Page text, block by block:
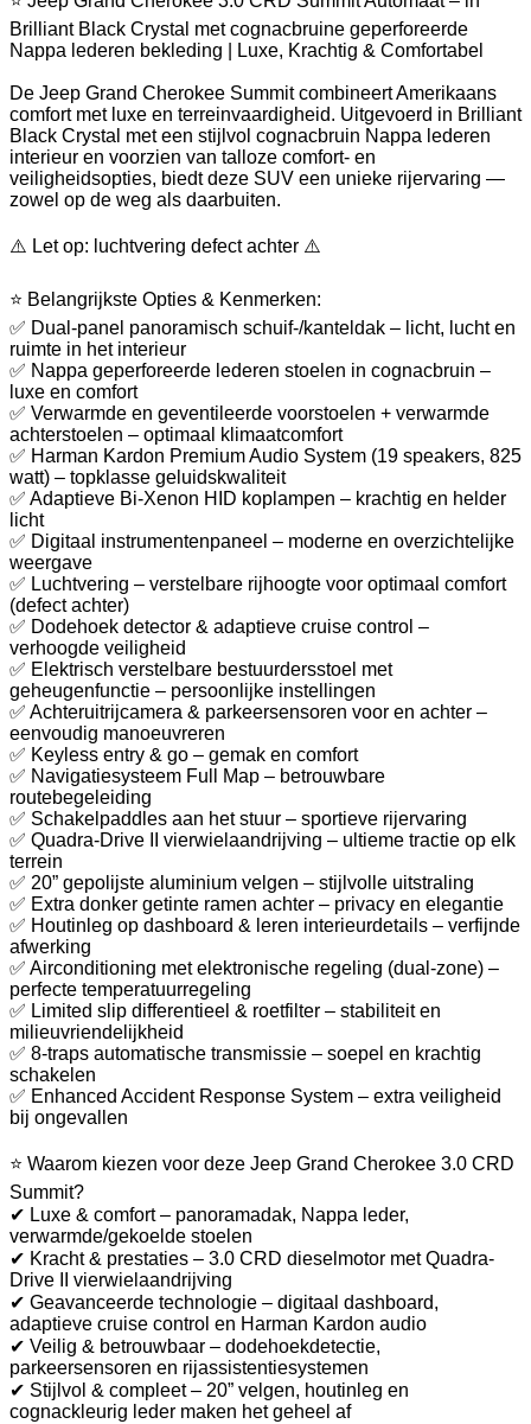
Brilliant Black Crystal met cognacbruine geperforeerde
Nappa lederen bekleding | Luxe, Krachtig & Comfortabel
De Jeep Grand Cherokee Summit combineert Amerikaans
comfort met luxe en terreinvaardigheid. Uitgevoerd in Brilliant
Black Crystal met een stijlvol cognacbruin Nappa lederen
interieur en voorzien van talloze comfort- en
veiligheidsopties, biedt deze SUV een unieke rijervaring —
zowel op de weg als daarbuiten.
⚠️ Let op: luchtvering defect achter ⚠️
⭐ Belangrijkste Opties & Kenmerken:
✅ Dual-panel panoramisch schuif-/kanteldak – licht, lucht en
ruimte in het interieur
✅ Nappa geperforeerde lederen stoelen in cognacbruin –
luxe en comfort
✅ Verwarmde en geventileerde voorstoelen + verwarmde
achterstoelen – optimaal klimaatcomfort
✅ Harman Kardon Premium Audio System (19 speakers, 825
watt) – topklasse geluidskwaliteit
✅ Adaptieve Bi-Xenon HID koplampen – krachtig en helder
licht
✅ Digitaal instrumentenpaneel – moderne en overzichtelijke
weergave
✅ Luchtvering – verstelbare rijhoogte voor optimaal comfort
(defect achter)
✅ Dodehoek detector & adaptieve cruise control –
verhoogde veiligheid
✅ Elektrisch verstelbare bestuurdersstoel met
geheugenfunctie – persoonlijke instellingen
✅ Achteruitrijcamera & parkeersensoren voor en achter –
eenvoudig manoeuvreren
✅ Keyless entry & go – gemak en comfort
✅ Navigatiesysteem Full Map – betrouwbare
routebegeleiding
✅ Schakelpaddles aan het stuur – sportieve rijervaring
✅ Quadra-Drive II vierwielaandrijving – ultieme tractie op elk
terrein
✅ 20” gepolijste aluminium velgen – stijlvolle uitstraling
✅ Extra donker getinte ramen achter – privacy en elegantie
✅ Houtinleg op dashboard & leren interieurdetails – verfijnde
afwerking
✅ Airconditioning met elektronische regeling (dual-zone) –
perfecte temperatuurregeling
✅ Limited slip differentieel & roetfilter – stabiliteit en
milieuvriendelijkheid
✅ 8-traps automatische transmissie – soepel en krachtig
schakelen
✅ Enhanced Accident Response System – extra veiligheid
bij ongevallen
⭐ Waarom kiezen voor deze Jeep Grand Cherokee 3.0 CRD
Summit?
✔ Luxe & comfort – panoramadak, Nappa leder,
verwarmde/gekoelde stoelen
✔ Kracht & prestaties – 3.0 CRD dieselmotor met Quadra-
Drive II vierwielaandrijving
✔ Geavanceerde technologie – digitaal dashboard,
adaptieve cruise control en Harman Kardon audio
✔ Veilig & betrouwbaar – dodehoekdetectie,
parkeersensoren en rijassistentiesystemen
✔ Stijlvol & compleet – 20” velgen, houtinleg en
cognackleurig leder maken het geheel af